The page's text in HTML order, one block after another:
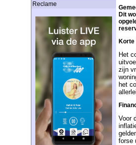
Reclame
Dit
Korte
Het
zijn
het
Voor
forse